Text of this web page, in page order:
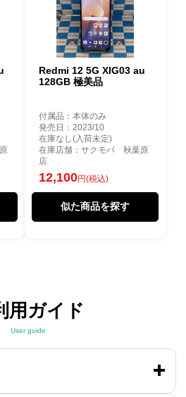
Redmi 12 5G XIG03 au
128GB 極美品
付属品：本体のみ
発売日：2023/10
在庫なし(入荷未定)
在庫店舗：サクモバ 秋葉原
店
12,100円(税込)
似た商品を探す
用ガイド
User guide